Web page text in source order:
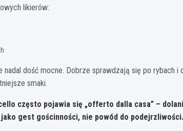
likierów:
nadal dość mocne. Dobrze sprawdzają się po rybach i
smaki.
często pojawia się „offerto dalla casa” –
gest gościnności, nie powód do podejrzliwości.